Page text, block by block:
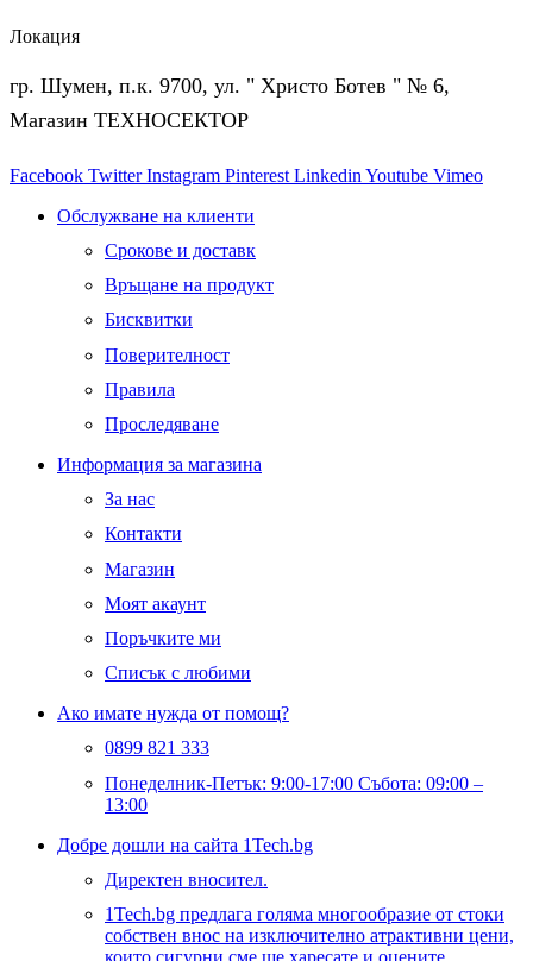
Локация
гр. Шумен, п.к. 9700, ул. " Христо Ботев " № 6,
Магазин ТЕХНОСЕКТОР
Facebook Twitter Instagram Pinterest Linkedin Youtube Vimeo
Обслужване на клиенти
Срокове и доставк
Връщане на продукт
Бисквитки
Поверителност
Правила
Проследяване
Информация за магазина
За нас
Контакти
Магазин
Моят акаунт
Поръчките ми
Списък с любими
Ако имате нужда от помощ?
0899 821 333
Понеделник-Петък: 9:00-17:00 Събота: 09:00 –
13:00
Добре дошли на сайта 1Tech.bg
Директен вносител.
1Tech.bg предлага голяма многообразие от стоки
собствен внос на изключително атрактивни цени,
които сигурни сме ще харесате и оцените.